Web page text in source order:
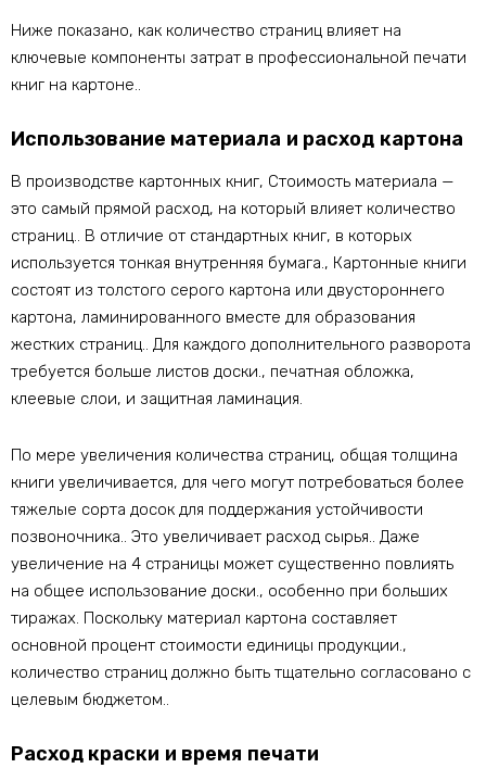
Ниже показано, как количество страниц влияет на
ключевые компоненты затрат в профессиональной печати
книг на картоне..
Использование материала и расход картона
В производстве картонных книг, Стоимость материала —
это самый прямой расход, на который влияет количество
страниц.. В отличие от стандартных книг, в которых
используется тонкая внутренняя бумага., Картонные книги
состоят из толстого серого картона или двустороннего
картона, ламинированного вместе для образования
жестких страниц.. Для каждого дополнительного разворота
требуется больше листов доски., печатная обложка,
клеевые слои, и защитная ламинация.
По мере увеличения количества страниц, общая толщина
книги увеличивается, для чего могут потребоваться более
тяжелые сорта досок для поддержания устойчивости
позвоночника.. Это увеличивает расход сырья.. Даже
увеличение на 4 страницы может существенно повлиять
на общее использование доски., особенно при больших
тиражах. Поскольку материал картона составляет
основной процент стоимости единицы продукции.,
количество страниц должно быть тщательно согласовано с
целевым бюджетом..
Расход краски и время печати